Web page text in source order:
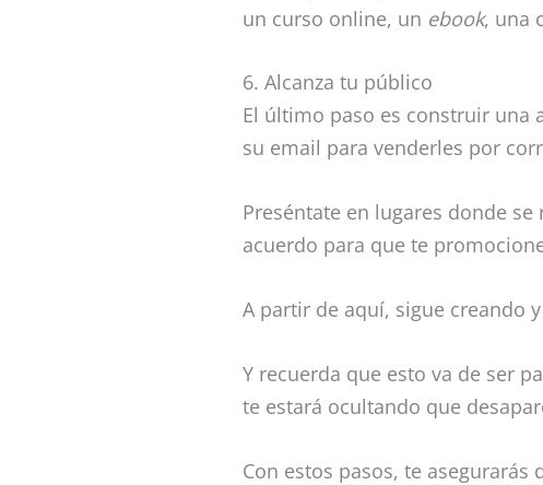
un curso online, un ebook, una
6. Alcanza tu público
El último paso es construir una
su email para venderles por
Preséntate en lugares donde
acuerdo para que te
A partir de aquí, sigue creando
Y recuerda que esto va de ser
te estará ocultando que
Con estos pasos, te